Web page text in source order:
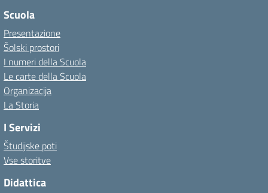
Scuola
Presentazione
Šolski prostori
I numeri della Scuola
Le carte della Scuola
Organizacija
La Storia
I Servizi
Študijske poti
Vse storitve
Didattica